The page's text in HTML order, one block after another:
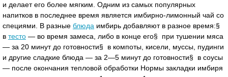
и делает его более мягким. Одним из самых популярных
напитков в последнее время является имбирно-лимонный чай со
специями. В разные блюда имбирь добавляют в разное время:§
в тесто — во время замеса, либо в конце его§ при тушении мяса
— за 20 минут до готовности§ в компоты, кисели, муссы, пудинги
и другие сладкие блюда — за 2—5 минут до готовности§ в соусы
— после окончания тепловой обработки Нормы закладки имбиря